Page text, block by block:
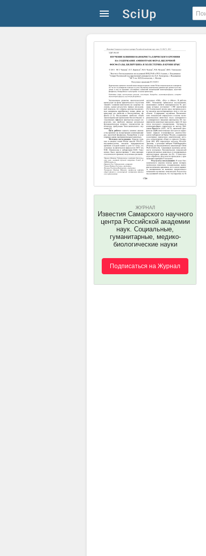
ЖУРНАЛ
Известия Самарского научного
центра Российской академии
наук. Социальные,
гуманитарные, медико-
биологические науки
Подписаться на Журнал